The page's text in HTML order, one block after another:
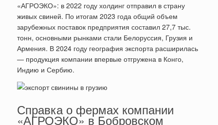
«АГРОЭКО»: в 2022 году холдинг отправил в страну
живых свиней. По итогам 2023 года общий объем
зарубежных поставок предприятия составил 27,7 тыс.
тонн, основными рынками стали Белоруссия, Грузия и
Армения. В 2024 году география экспорта расширилась
— продукция компании впервые отгружена в Конго,
Индию и Сербию.
Справка о фермах компании
«АГРОЭКО» в Бобровском